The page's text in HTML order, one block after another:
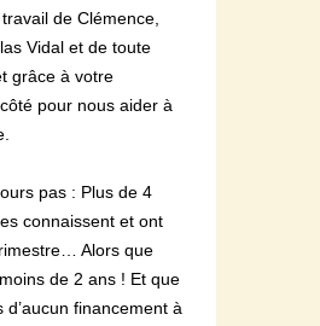
de Clémence,
Vidal et de toute
grâce à votre
pour nous aider à
pas : Plus de 4
connaissent et ont
Alors que
de 2 ans ! Et que
financement à